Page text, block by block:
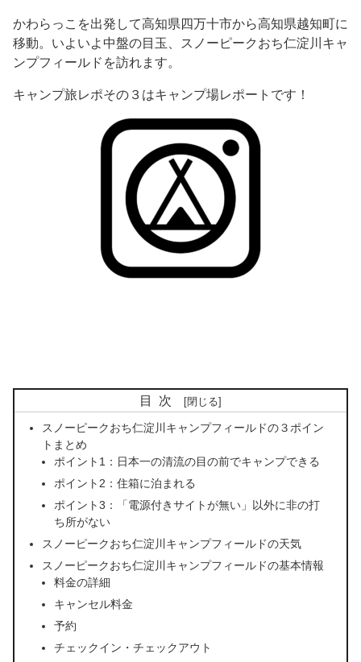
かわらっこを出発して高知県四万十市から高知県越知町に
移動。いよいよ中盤の目玉、スノーピークおち仁淀川キャ
ンプフィールドを訪れます。
キャンプ旅レポその３はキャンプ場レポートです！
目次
スノーピークおち仁淀川キャンプフィールドの３ポイン
トまとめ
ポイント1：日本一の清流の目の前でキャンプできる
ポイント2：住箱に泊まれる
ポイント3：「電源付きサイトが無い」以外に非の打
ち所がない
スノーピークおち仁淀川キャンプフィールドの天気
スノーピークおち仁淀川キャンプフィールドの基本情報
料金の詳細
キャンセル料金
予約
チェックイン・チェックアウト